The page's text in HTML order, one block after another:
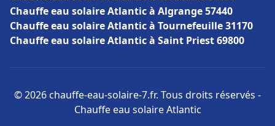
Chauffe eau solaire Atlantic à Algrange 57440
Chauffe eau solaire Atlantic à Tournefeuille 31170
Chauffe eau solaire Atlantic à Saint Priest 69800
© 2026 chauffe-eau-solaire-7.fr. Tous droits réservés -
Chauffe eau solaire Atlantic